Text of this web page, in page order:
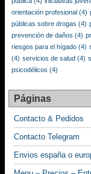
orientación profesional (4)
públicas sobre drogas (4)
prevención de daños (4)
riesgos para el hígado (4)
(4) servicios de salud (4)
psicodélicos (4)
Páginas
Contacto & Pedidos
Contacto Telegram
Envios españa o